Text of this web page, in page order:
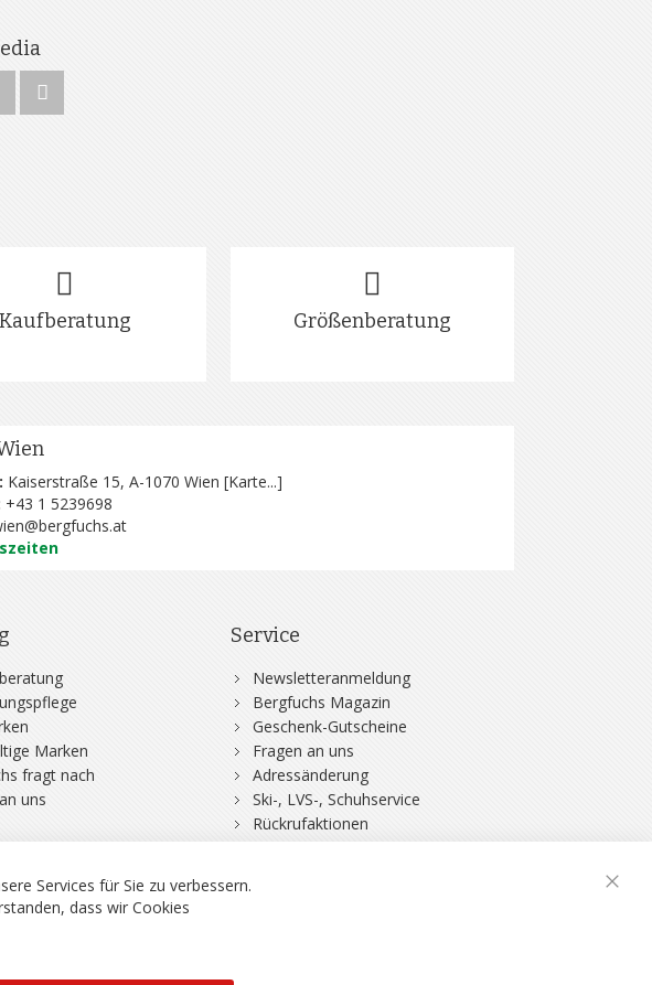
Kaufberatung Größenberatung
Kaiserstraße 15, A-1070 Wien [Karte...]
+43 1 5239698
Marken
fragt nach
uns
Service
Newsletteranmeldung
Bergfuchs Magazin
Geschenk-Gutscheine
Fragen an uns
Adressänderung
Ski-, LVS-, Schuhservice
Rückrufaktionen
DSV-Skiversicherung
Services für Sie zu verbessern.
dass wir Cookies